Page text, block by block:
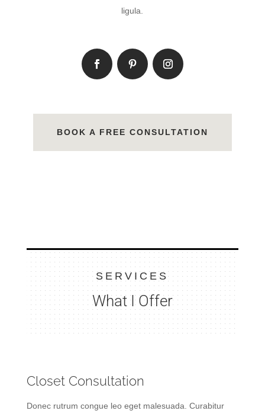
ligula.
BOOK A FREE CONSULTATION
SERVICES
What I Offer
Closet Consultation
Donec rutrum congue leo eget malesuada. Curabitur